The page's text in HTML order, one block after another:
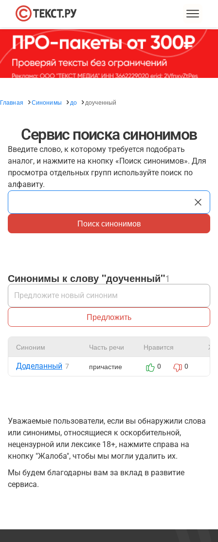
Главная Синонимы до доученный
Сервис поиска синонимов
Введите слово, к которому требуется подобрать
аналог, и нажмите на кнопку «Поиск синонимов». Для
просмотра отдельных групп используйте поиск по
алфавиту.
Поиск синонимов
Синонимы к слову "доученный"1
Предложить
Синоним Часть речи Нравится
Доделанный 7 причастие 0 0
Уважаемые пользователи, если вы обнаружили слова
или синонимы, относящиеся к оскорбительной,
нецензурной или лексике 18+, нажмите справа на
кнопку "Жалоба", чтобы мы могли удалить их.
Мы будем благодарны вам за вклад в развитие
сервиса.